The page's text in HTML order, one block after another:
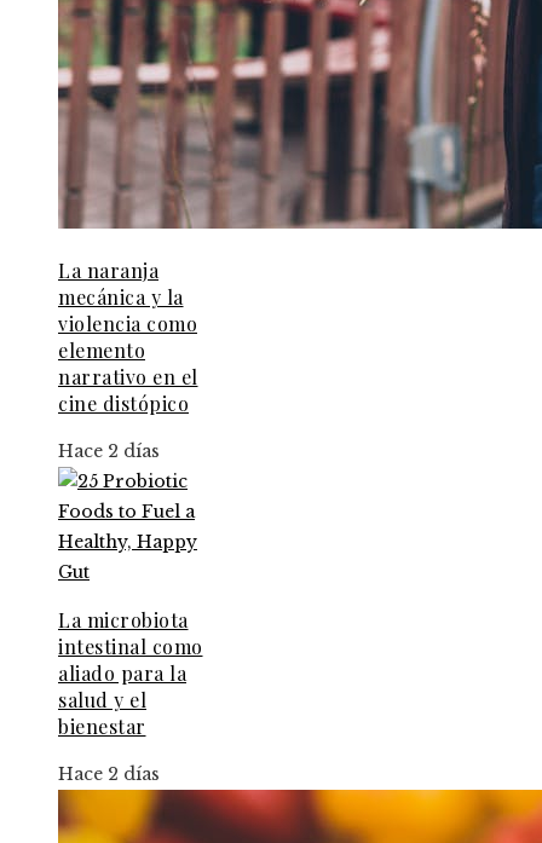
La naranja
mecánica y la
violencia como
elemento
narrativo en el
cine distópico
Hace 2 días
La microbiota
intestinal como
aliado para la
salud y el
bienestar
Hace 2 días